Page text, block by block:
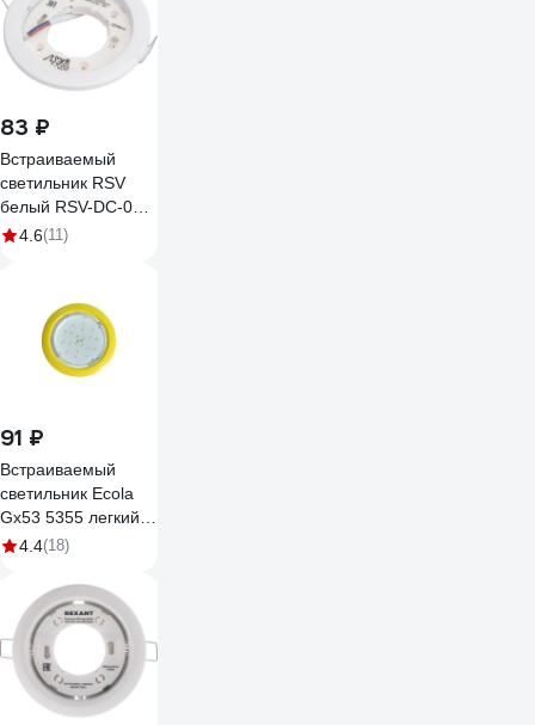
83 ₽
Встраиваемый
светильник RSV
белый RSV-DC-01-
GX53 100386
4.6(11)
91 ₽
Встраиваемый
светильник Ecola
Gx53 5355 легкий
желтый 25x106
4.4(18)